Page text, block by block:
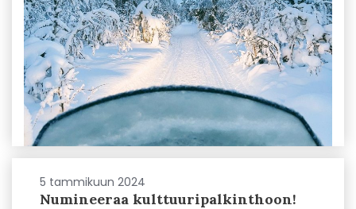
5 tammikuun 2024
Numineeraa kulttuuripalkinthoon!